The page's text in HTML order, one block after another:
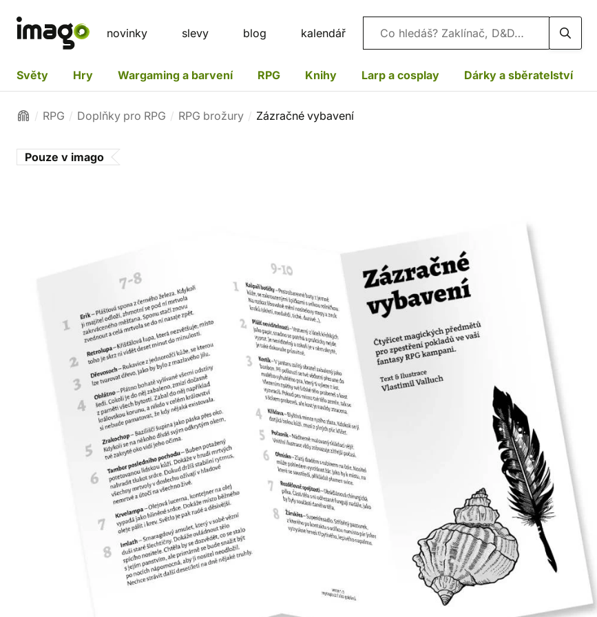
novinky slevy blog kalendář Vyhledávání
Světy Hry Wargaming a barvení RPG Knihy Larp a cosplay Dárky a sběratelství
RPG Doplňky pro RPG RPG brožury Zázračné vybavení
Pouze v imago